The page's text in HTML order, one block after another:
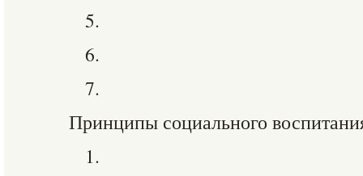
5.
6.
7.
Принципы социального
1.